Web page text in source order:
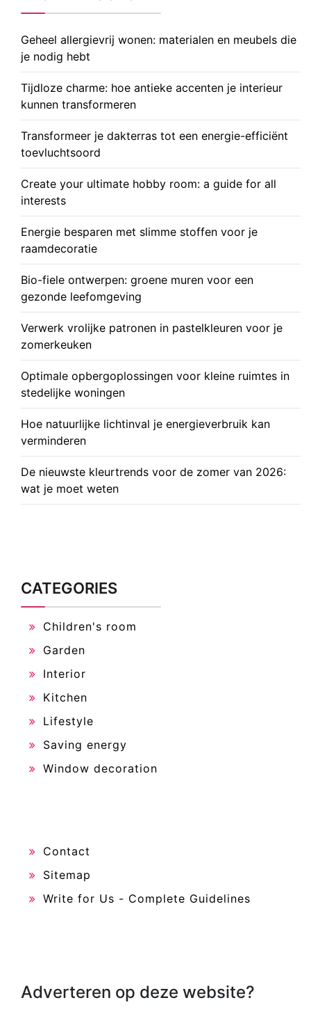
Geheel allergievrij wonen: materialen en meubels die
je nodig hebt
Tijdloze charme: hoe antieke accenten je interieur
kunnen transformeren
Transformeer je dakterras tot een energie-efficiënt
toevluchtsoord
Create your ultimate hobby room: a guide for all
interests
Energie besparen met slimme stoffen voor je
raamdecoratie
Bio-fiele ontwerpen: groene muren voor een
gezonde leefomgeving
Verwerk vrolijke patronen in pastelkleuren voor je
zomerkeuken
Optimale opbergoplossingen voor kleine ruimtes in
stedelijke woningen
Hoe natuurlijke lichtinval je energieverbruik kan
verminderen
De nieuwste kleurtrends voor de zomer van 2026:
wat je moet weten
CATEGORIES
Children's room
Garden
Interior
Kitchen
Lifestyle
Saving energy
Window decoration
Contact
Sitemap
Write for Us - Complete Guidelines
Adverteren op deze website?